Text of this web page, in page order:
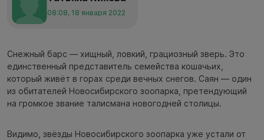
08:08, 18 января 2022
Снежный барс — хищный, ловкий, грациозный зверь. Это
единственный представитель семейства кошачьих,
который живёт в горах среди вечных снегов. Саян — один
из обитателей Новосибирского зоопарка, претендующий
на громкое звание талисмана новогодней столицы.
Видимо, звёзды Новосибирского зоопарка уже устали от